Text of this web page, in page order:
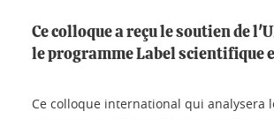
Ce colloque a reçu le soutien de
le programme Label scientifique
Ce colloque international qui analysera